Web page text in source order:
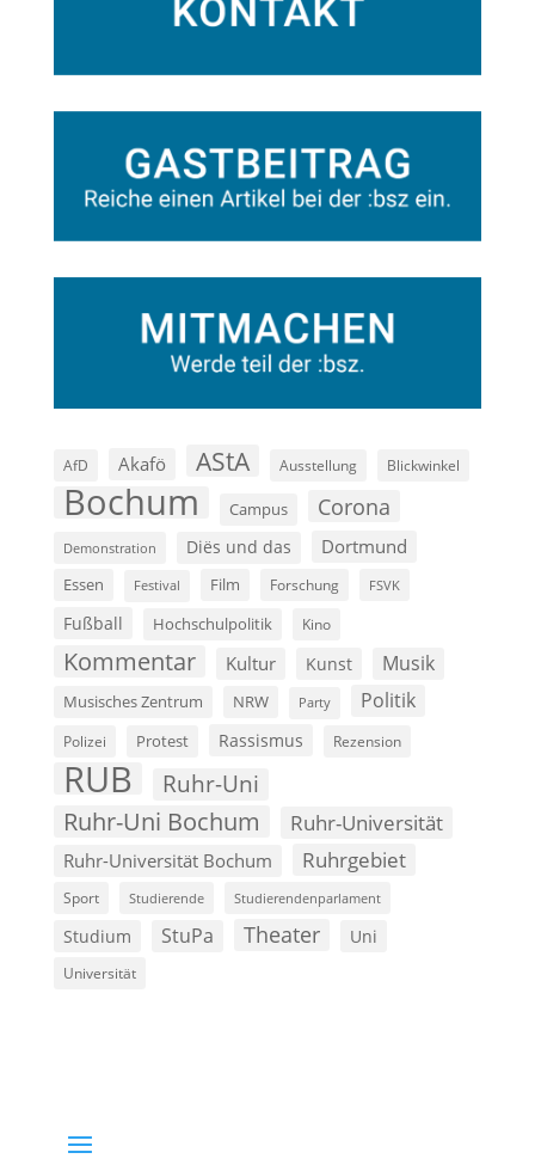
AfD Akafö AStA Ausstellung Blickwinkel
Bochum Campus Corona
Demonstration Diës und das Dortmund
Essen Festival Film Forschung FSVK
Fußball Hochschulpolitik Kino
Kommentar Kultur Kunst Musik
Musisches Zentrum NRW Party Politik
Polizei Protest Rassismus Rezension
RUB Ruhr-Uni
Ruhr-Uni Bochum Ruhr-Universität
Ruhr-Universität Bochum Ruhrgebiet
Sport Studierende Studierendenparlament
Studium StuPa Theater Uni
Universität